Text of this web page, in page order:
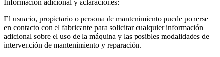
Información adicional y aclaraciones:
El usuario, propietario o persona de mantenimiento puede ponerse
en contacto con el fabricante para solicitar cualquier información
adicional sobre el uso de la máquina y las posibles modalidades de
intervención de mantenimiento y reparación.